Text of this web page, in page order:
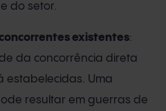
do setor.
existentes:
da concorrência direta
estabelecidas. Uma
resultar em guerras de